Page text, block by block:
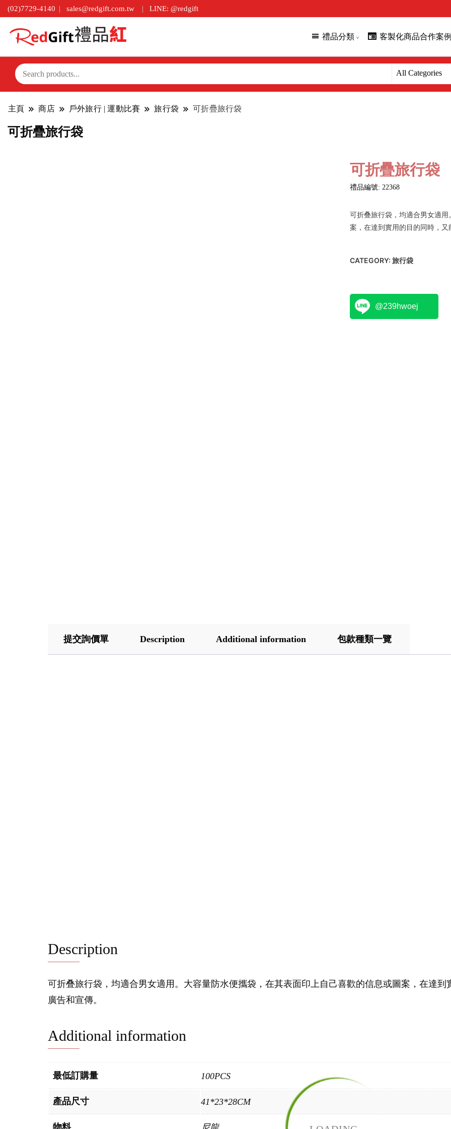
(02)7729-4140 sales@redgift.com.tw LINE: @redgift
禮品分類 客製化商品合作案例
主頁 商店 戶外旅行 | 運動比賽 旅行袋 可折疊旅行袋
可折疊旅行袋
可折疊旅行袋
禮品編號: 22368
可折叠旅行袋，均適合男女適
案，在達到實用的目的同時，又
CATEGORY:旅行袋
@239hwoej
提交詢價單 Description Additional information 包款種類一覽
Description
可折叠旅行袋，均適合男女適用。大容量防水便攜袋，在其表面印上自己喜歡的信息或圖案，在達
廣告和宣傳。
Additional information
最低訂購量 100PCS
產品尺寸 41*23*28CM